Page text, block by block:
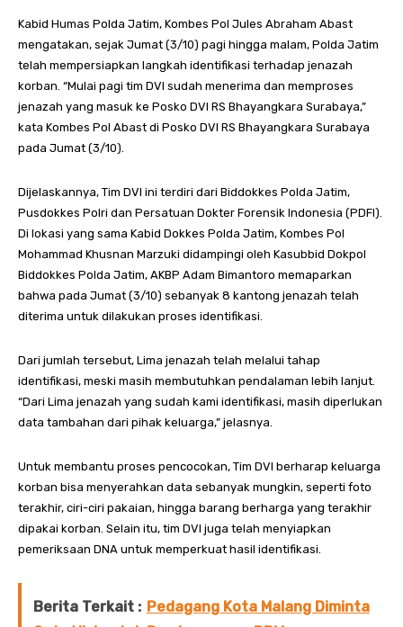
Kabid Humas Polda Jatim, Kombes Pol Jules Abraham Abast
mengatakan, sejak Jumat (3/10) pagi hingga malam, Polda Jatim
telah mempersiapkan langkah identifikasi terhadap jenazah
korban. “Mulai pagi tim DVI sudah menerima dan memproses
jenazah yang masuk ke Posko DVI RS Bhayangkara Surabaya,”
kata Kombes Pol Abast di Posko DVI RS Bhayangkara Surabaya
pada Jumat (3/10).
Dijelaskannya, Tim DVI ini terdiri dari Biddokkes Polda Jatim,
Pusdokkes Polri dan Persatuan Dokter Forensik Indonesia (PDFI).
Di lokasi yang sama Kabid Dokkes Polda Jatim, Kombes Pol
Mohammad Khusnan Marzuki didampingi oleh Kasubbid Dokpol
Biddokkes Polda Jatim, AKBP Adam Bimantoro memaparkan
bahwa pada Jumat (3/10) sebanyak 8 kantong jenazah telah
diterima untuk dilakukan proses identifikasi.
Dari jumlah tersebut, Lima jenazah telah melalui tahap
identifikasi, meski masih membutuhkan pendalaman lebih lanjut.
“Dari Lima jenazah yang sudah kami identifikasi, masih diperlukan
data tambahan dari pihak keluarga,” jelasnya.
Untuk membantu proses pencocokan, Tim DVI berharap keluarga
korban bisa menyerahkan data sebanyak mungkin, seperti foto
terakhir, ciri-ciri pakaian, hingga barang berharga yang terakhir
dipakai korban. Selain itu, tim DVI juga telah menyiapkan
pemeriksaan DNA untuk memperkuat hasil identifikasi.
Berita Terkait : Pedagang Kota Malang Diminta